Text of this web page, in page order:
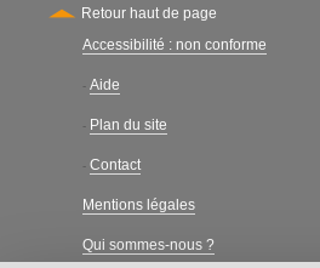
Retour haut de page
Secondary
Accessibilité : non conforme
- Aide
- Plan du site
- Contact
Mentions légales
Qui sommes-nous ?